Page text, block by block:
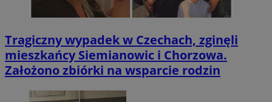
Tragiczny wypadek w Czechach, zginęli
mieszkańcy Siemianowic i Chorzowa.
Założono zbiórki na wsparcie rodzin